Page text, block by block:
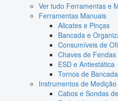
Ver tudo Ferramentas e
Ferramentas Manuais
Alicates e Pinças
Bancada e
Consumíveis de
Chaves de
ESD e Antiestática
Tornos de
Instrumentos de Medição
Cabos e Sondas